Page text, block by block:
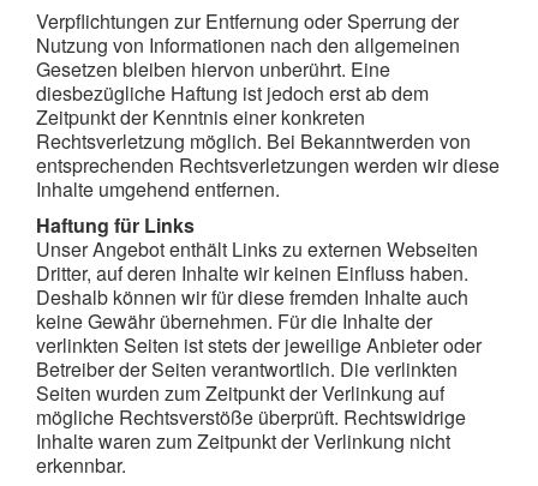
Verpflichtungen zur Entfernung oder Sperrung der
Nutzung von Informationen nach den allgemeinen
Gesetzen bleiben hiervon unberührt. Eine
diesbezügliche Haftung ist jedoch erst ab dem
Zeitpunkt der Kenntnis einer konkreten
Rechtsverletzung möglich. Bei Bekanntwerden von
entsprechenden Rechtsverletzungen werden wir diese
Inhalte umgehend entfernen.
Haftung für Links
Unser Angebot enthält Links zu externen Webseiten
Dritter, auf deren Inhalte wir keinen Einfluss haben.
Deshalb können wir für diese fremden Inhalte auch
keine Gewähr übernehmen. Für die Inhalte der
verlinkten Seiten ist stets der jeweilige Anbieter oder
Betreiber der Seiten verantwortlich. Die verlinkten
Seiten wurden zum Zeitpunkt der Verlinkung auf
mögliche Rechtsverstöße überprüft. Rechtswidrige
Inhalte waren zum Zeitpunkt der Verlinkung nicht
erkennbar.